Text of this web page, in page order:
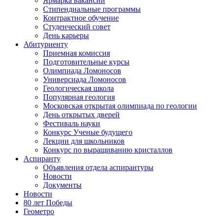
Стипендиальные программы
Контрактное обучение
Студенческий совет
День карьеры
Абитуриенту
Приемная комиссия
Подготовительные курсы
Олимпиада Ломоносов
Универсиада Ломоносов
Геологическая школа
Популярная геология
Московская открытая олимпиада по геологии
День открытых дверей
Фестиваль науки
Конкурс Ученые будущего
Лекции для школьников
Конкурс по выращиванию кристаллов
Аспиранту
Объявления отдела аспирантуры
Новости
Документы
Новости
80 лет Победы
Геометро